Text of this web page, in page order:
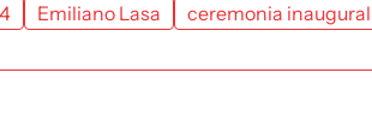
Emiliano Lasa ceremonia inaugural